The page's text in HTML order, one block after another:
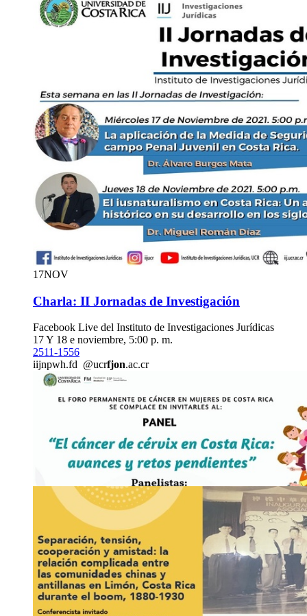
17NOV
Charla: II Jornadas de Investigación
Facebook Live del Instituto de Investigaciones Jurídicas
17 Y 18 e noviembre, 5:00 p. m.
2511-1556
iijnpwh.fd @ucrfjon.ac.cr